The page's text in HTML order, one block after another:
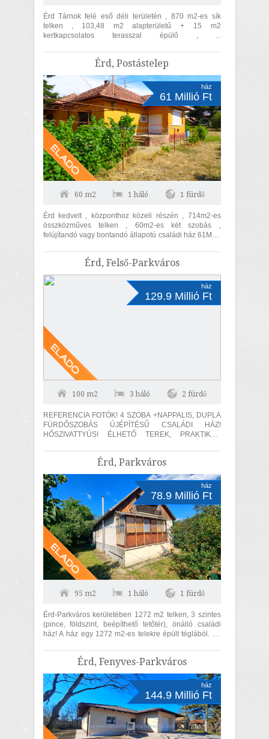
Érd Tárnok felé eső déli területén , 870 m2-es sík
telken , 103,48 m2 alapterületű + 15 m2
kertkapcsolatos terasszal épülő , 3
Érd, Postástelep
ház
61 Millió Ft
60 m2 1 háló 1 fürdő
Érd kedvelt , központhoz közeli részén , 714m2-es
összközműves telken , 60m2-es két szobás ,
felújítandó vagy bontandó állapotú családi ház 61MFt-
Érd, Felső-Parkváros
ház
129.9 Millió Ft
100 m2 3 háló 2 fürdő
REFERENCIA FOTÓK! 4 SZOBA +NAPPALIS, DUPLA
FÜRDŐSZOBÁS ÚJÉPÍTÉSŰ CSALÁDI HÁZ!
HŐSZIVATTYÚS! ÉLHETŐ TEREK, PRAKTIKUS
ASZFALT...
Érd, Parkváros
ház
78.9 Millió Ft
95 m2 1 háló 1 fürdő
Érd-Parkváros kerületében 1272 m2 telken, 3 szintes
(pince, földszint, beépíthető tetőtér), önálló családi
ház! A ház egy 1272 m2-es telekre épült téglából. 95
Érd, Fenyves-Parkváros
ház
144.9 Millió Ft